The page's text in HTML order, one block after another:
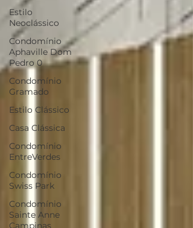
Estilo
Neoclássico
Condomínio
Aphaville Dom
Pedro 0
Condomínio
Gramado
Estilo Clássico
Casa Clássica
Condomínio
EntreVerdes
Condomínio
Swiss Park
Condomínio
Sainte Anne
Campinas